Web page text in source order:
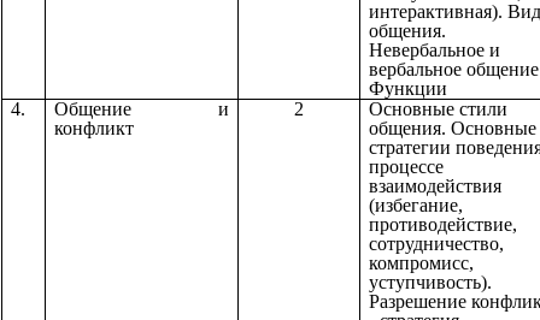
интерактивная).
общения.
Невербальное и
вербальное
Функции
4.
Общение и
конфликт
2
Основные стили
общения. Основные
стратегии
процессе
взаимодействия
(избегание,
противодействие,
сотрудничество,
компромисс,
уступчивость).
Разрешение